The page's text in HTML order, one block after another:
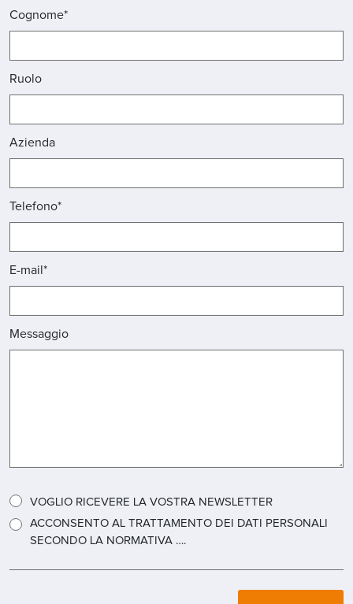
Cognome*
Ruolo
Azienda
Telefono*
E-mail*
Messaggio
VOGLIO RICEVERE LA VOSTRA NEWSLETTER
ACCONSENTO AL TRATTAMENTO DEI DATI PERSONALI
SECONDO LA NORMATIVA ….